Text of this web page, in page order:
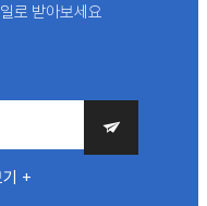
로 받아보세요
기 +